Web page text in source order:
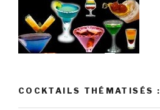
COCKTAILS THÉMATISÉS :